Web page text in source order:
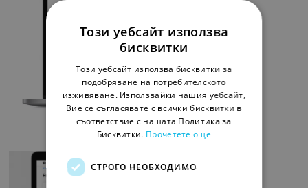
Този уебсайт използва
бисквитки
Този уебсайт използва бисквитки за
подобряване на потребителското
изживяване. Използвайки нашия уебсайт,
Вие се съгласявате с всички бисквитки в
съответствие с нашата Политика за
Бисквитки. Прочетете още
СТРОГО НЕОБХОДИМО